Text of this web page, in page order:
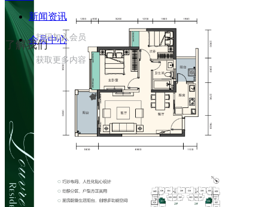
新闻资讯
会员中心
了解我们
扫码加入会员
获取更多内容